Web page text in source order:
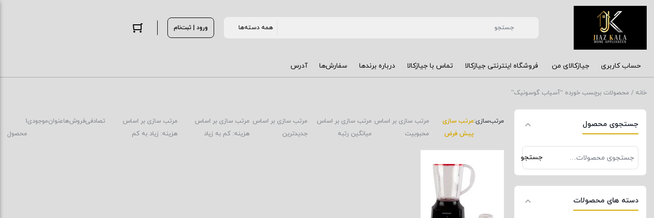
ورود | ثبت‌نام
حساب کاربری جیازکالای من فروشگاه اینترنتی جیازکالا تماس با جیازکالا درباره برندها سفارش‌ها آدرس
خانه / محصولات برچسب خورده “آسیاب گوسونیک”
جستجوی محصول
برای:
جستجو
دسته های محصولات
1
محصول
مرتب‌سازی:مرتب سازی
پیش فرض
مرتب سازی بر اساس
محبوبیت
مرتب سازی بر اساس
میانگین رتبه
مرتب سازی بر اساس
جدیدترین
مرتب سازی بر اساس
هزینه: کم به زیاد
مرتب سازی بر اساس
هزینه: زیاد به کم
تصادفیفروش‌هاعنوانموجودی